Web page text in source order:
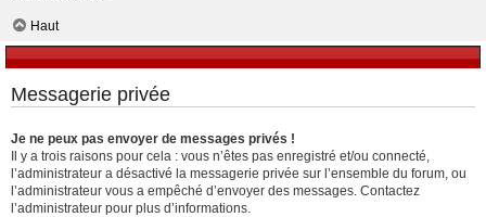
Haut
Messagerie privée
Je ne peux pas envoyer de messages privés !
Il y a trois raisons pour cela : vous n’êtes pas enregistré et/ou connecté,
l’administrateur a désactivé la messagerie privée sur l’ensemble du forum, ou
l’administrateur vous a empêché d’envoyer des messages. Contactez
l’administrateur pour plus d’informations.